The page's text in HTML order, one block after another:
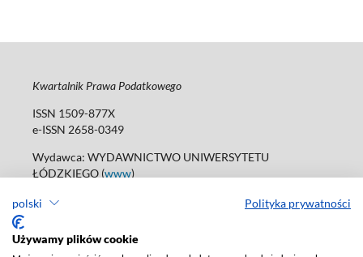
polski Polityka prywatności
Używamy plików cookie
Kwartalnik Prawa Podatkowego
ISSN 1509-877X
e-ISSN 2658-0349
Wydawca: WYDAWNICTWO UNIWERSYTETU
ŁÓDZKIEGO (www)
tel. 42 235 01 65; 42 635 55 80
Deklaracja dostępności